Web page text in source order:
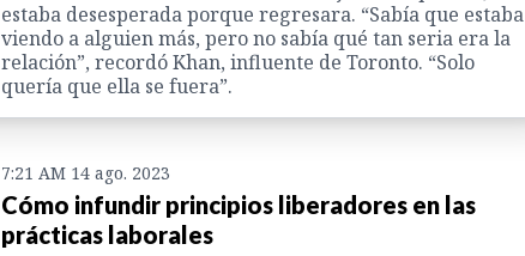
estaba desesperada porque regresara. “Sabía que estaba
viendo a alguien más, pero no sabía qué tan seria era la
relación”, recordó Khan, influente de Toronto. “Solo
quería que ella se fuera”.
7:21 AM 14 ago. 2023
Cómo infundir principios liberadores en las
prácticas laborales